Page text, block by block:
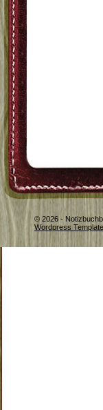
© 2026 -
Wordpress